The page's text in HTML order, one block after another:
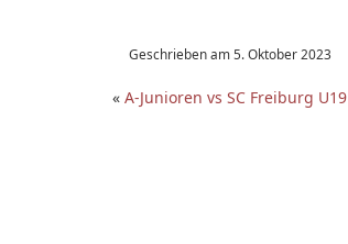
Geschrieben am 5. Oktober 2023
« A-Junioren vs SC Freiburg U19